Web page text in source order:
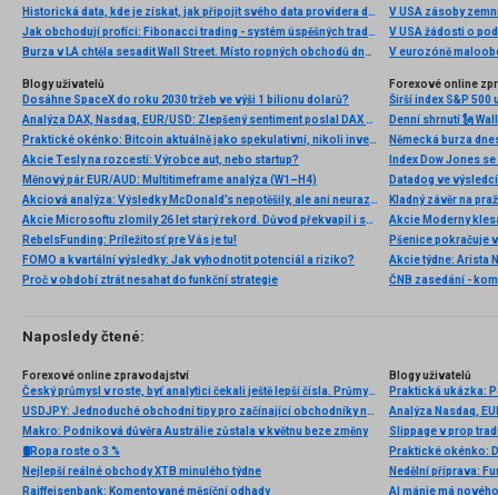
Historická data, kde je získat, jak připojit svého data providera do MultiCharts a proč je budeme potřebovat? (4. díl)
Jak obchodují profíci: Fibonacci trading - systém úspěšných traderů
Burza v LA chtěla sesadit Wall Street. Místo ropných obchodů dnes místem duní basy
V USA zásoby
V USA žádosti o
V eurozóně
Blogy uživatelů
Dosáhne SpaceX do roku 2030 tržeb ve výši 1 bilionu dolarů?
Analýza DAX, Nasdaq, EUR/USD: Zlepšený sentiment poslal DAX na nová maxima
Praktické okénko: Bitcoin aktuálně jako spekulativní, nikoli investiční aktivum
Akcie Tesly na rozcestí: Výrobce aut, nebo startup?
Měnový pár EUR/AUD: Multitimeframe analýza (W1–H4)
Akciová analýza: Výsledky McDonald’s nepotěšily, ale ani neurazily. Jakou vizi společnost prezentovala?
Akcie Microsoftu zlomily 26 let starý rekord. Důvod překvapil i samotné investory
RebelsFunding: Príležitosť pre Vás je tu!
FOMO a kvartální výsledky: Jak vyhodnotit potenciál a riziko?
Proč v období ztrát nesahat do funkční strategie
Forexové online
Širší index S&P
Index Dow Jones
Kladný závěr na
ČNB zasedání -
Naposledy čtené:
Forexové online zpravodajství
Český průmysl v roste, byť analytici čekali ještě lepší čísla. Průmysl sice vyrábí více, ale zaměstnává méně lidí, což může znamenat i růst produktivity, automatizaci a tlak na efektivitu
USDJPY: Jednoduché obchodní tipy pro začínající obchodníky na 12. listopadu. Přehled včerejších forexových obchodů
Makro: Podniková důvěra Austrálie zůstala v květnu beze změny
🛢Ropa roste o 3 %
Nejlepší reálné obchody XTB minulého týdne
Raiffeisenbank: Komentované měsíční odhady
Blogy uživatelů
Praktická ukázka:
Analýza Nasdaq,
Slippage v prop
Praktické okénko:
Nedělní příprava:
AI mánie má